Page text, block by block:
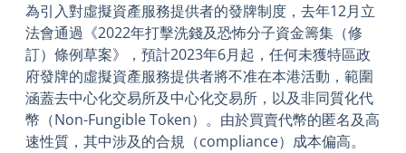
為引入對虛擬資產服務提供者的發牌制度，去年12月立
法會通過《2022年打擊洗錢及恐怖分子資金籌集（修
訂）條例草案》，預計2023年6月起，任何未獲特區政
府發牌的虛擬資產服務提供者將不准在本港活動，範圍
涵蓋去中心化交易所及中心化交易所，以及非同質化代
幣（Non-Fungible Token）。由於買賣代幣的匿名及高
速性質，其中涉及的合規（compliance）成本偏高。